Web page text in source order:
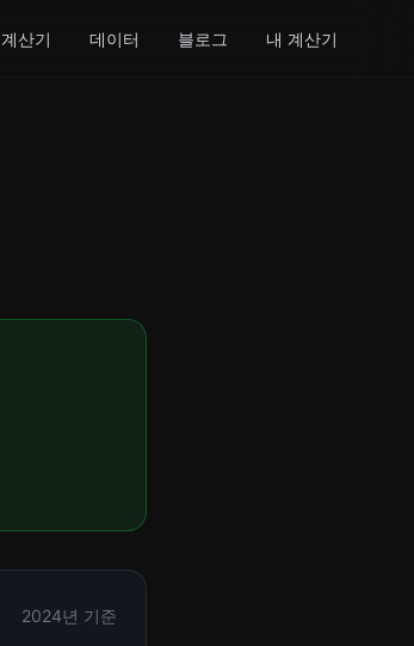
계산기 데이터 블로그 내 계산기
2024년 기준